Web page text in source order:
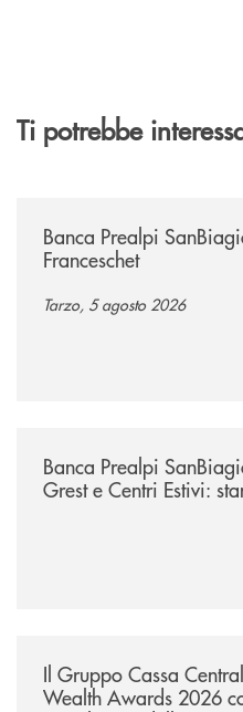
Ti potrebbe
Banca Prealpi
Franceschet
Tarzo, 5 agosto 2026
Banca Prealpi
Grest e Centri Estivi:
Il Gruppo Cassa
Wealth Awards 2026